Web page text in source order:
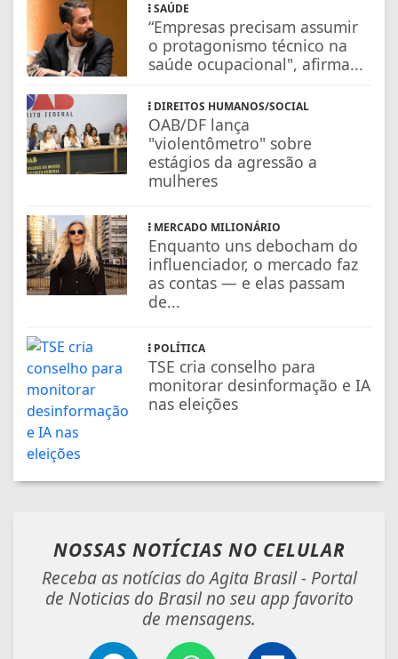
SAÚDE
“Empresas precisam assumir
o protagonismo técnico na
saúde ocupacional", afirma...
DIREITOS HUMANOS/SOCIAL
OAB/DF lança
"violentômetro" sobre
estágios da agressão a
mulheres
MERCADO MILIONÁRIO
Enquanto uns debocham do
influenciador, o mercado faz
as contas — e elas passam
de...
POLÍTICA
TSE cria conselho para
monitorar desinformação e IA
nas eleições
NOSSAS NOTÍCIAS NO CELULAR
Receba as notícias do Agita Brasil - Portal
de Noticias do Brasil no seu app favorito
de mensagens.